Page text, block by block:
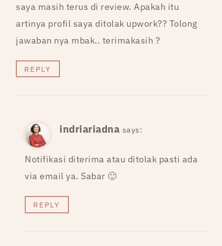
saya masih terus di review. Apakah itu
artinya profil saya ditolak upwork?? Tolong
jawaban nya mbak.. terimakasih ?
REPLY
indriariadna says:
Notifikasi diterima atau ditolak pasti ada
via email ya. Sabar 🙂
REPLY